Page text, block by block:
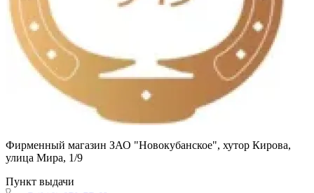
Фирменный магазин ЗАО "Новокубанское", хутор Кирова,
улица Мира, 1/9
Пункт выдачи